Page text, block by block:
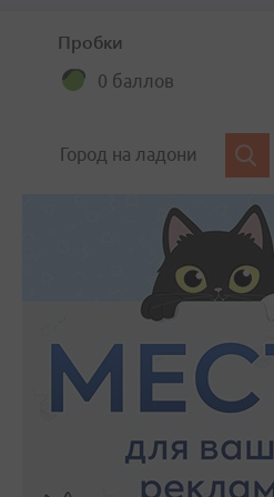
Пробки
0 баллов
Город на ладони